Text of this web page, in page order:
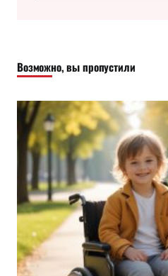
Возможно, вы пропустили